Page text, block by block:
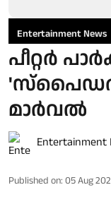
Entertainment News
പീറ്റർ
മാർവൽ
Entertainment
Published on: 05 Aug